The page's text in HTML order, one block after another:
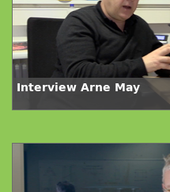
Interview Arne May